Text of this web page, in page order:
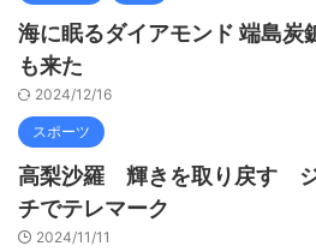
海に眠るダイアモンド 端島
も来た
2024/12/16
スポーツ
高梨沙羅 輝きを取り戻す
チでテレマーク
2024/11/11